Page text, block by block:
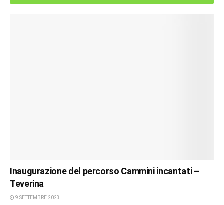
Inaugurazione del percorso Cammini incantati –
Teverina
9 SETTEMBRE 2023